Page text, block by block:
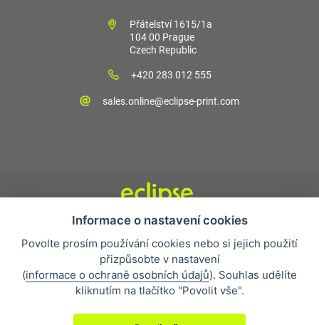
Přátelství 1615/1a
104 00 Prague
Czech Republic
+420 283 012 555
sales.online@eclipse-print.com
Obchodní podmínky
Nejčastější otázky
Ochrana osobních údajů
O společnosti
Whistleblowing
Informace o nastavení cookies
Povolte prosím používání cookies nebo si jejich použití
přizpůsobte v nastavení
(informace o ochraně osobních údajů). Souhlas udělíte
kliknutím na tlačítko "Povolit vše".